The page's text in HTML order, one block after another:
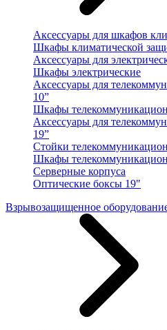
Аксессуары для шкафов
Шкафы климатической
Аксессуары для
Шкафы электрические
Аксессуары для
10”
Шкафы
Аксессуары для
19”
Стойки
Шкафы
Серверные корпуса
Оптические боксы 19"
Взрывозащищенное